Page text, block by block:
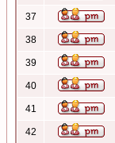
37
38
39
40
41
42